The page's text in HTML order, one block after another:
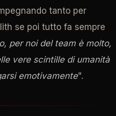
tanto per
se poi tutto fa sempre
per noi del team è molto,
vere scintille di umanità
emotivamente".